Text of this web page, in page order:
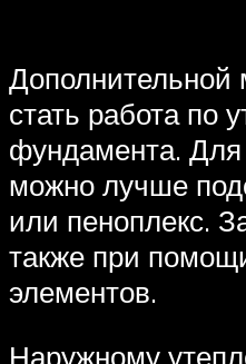
Дополнительной
стать работа по
фундамента. Для
можно лучше
или пеноплекс.
также при
элементов.
Наружному